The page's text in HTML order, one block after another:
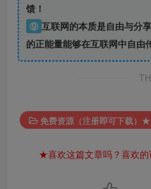
馈！
⑨ 互联网的本质是自由与分
的正能量能够在互联网中自由
免费资源（注册即可下载
★喜欢这篇文章吗？喜欢